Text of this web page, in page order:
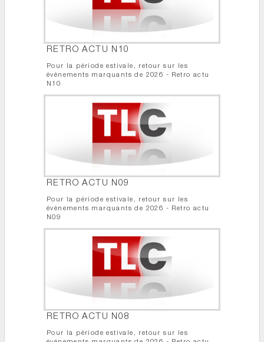
RETRO ACTU N10
Pour la période estivale, retour sur les
événements marquants de 2026 - Retro actu
N10
RETRO ACTU N09
Pour la période estivale, retour sur les
événements marquants de 2026 - Retro actu
N09
RETRO ACTU N08
Pour la période estivale, retour sur les